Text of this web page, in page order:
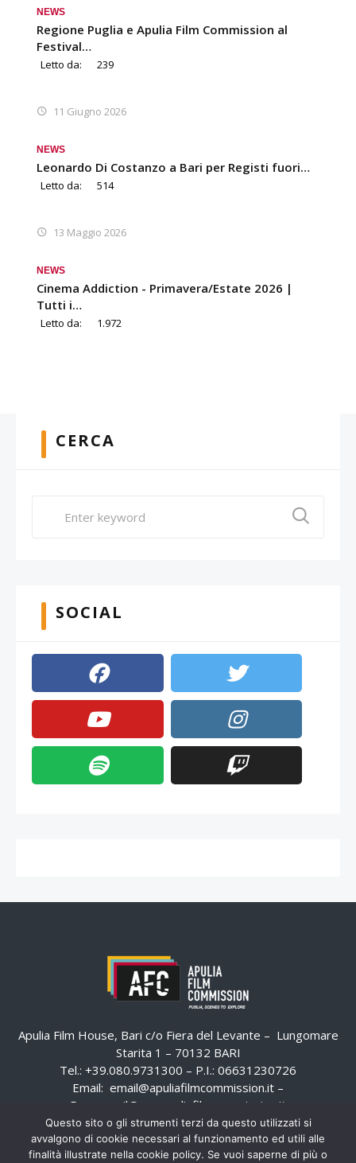
NEWS
Regione Puglia e Apulia Film Commission al
Festival…
Letto da: 239
11 Giugno 2026
NEWS
Leonardo Di Costanzo a Bari per Registi fuori…
Letto da: 514
13 Maggio 2026
NEWS
Cinema Addiction - Primavera/Estate 2026 |
Tutti i…
Letto da: 1.972
CERCA
SOCIAL
Apulia Film House, Bari c/o Fiera del Levante – Lungomare
Starita 1 – 70132 BARI
Tel.: +39.080.9731300 – P.I.: 06631230726
Email: email@apuliafilmcommission.it –
Pec:
email@pec.apuliafilmcommission.it
Questo sito o gli strumenti terzi da questo utilizzati si
avvalgono di cookie necessari al funzionamento ed utili alle
finalità illustrate nella cookie policy. Se vuoi saperne di più o